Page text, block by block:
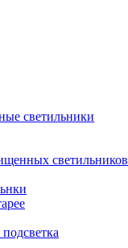
светильники
светильников